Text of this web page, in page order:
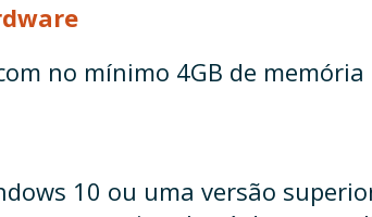
no mínimo 4GB de memória
10 ou uma versão